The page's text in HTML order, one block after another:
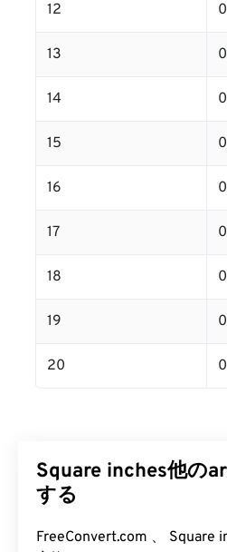
12
13
14
15
16
17
18
19
20
Square inches他の
する
FreeConvert.com 、 Square